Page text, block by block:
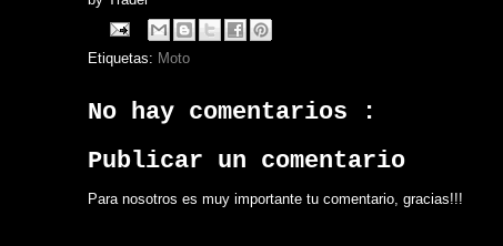
Etiquetas: Moto
No hay comentarios :
Publicar un comentario
Para nosotros es muy importante tu comentario, gracias!!!